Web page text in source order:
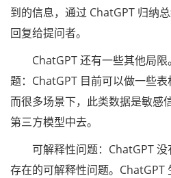
到的信息，通过 ChatGPT 归纳
回复给提问者。
ChatGPT 还有一些其他局限
题：ChatGPT 目前可以做一些表
而很多场景下，此类数据是敏感
第三方模型中去。
可解释性问题：ChatGPT 没
存在的可解释性问题。ChatGPT